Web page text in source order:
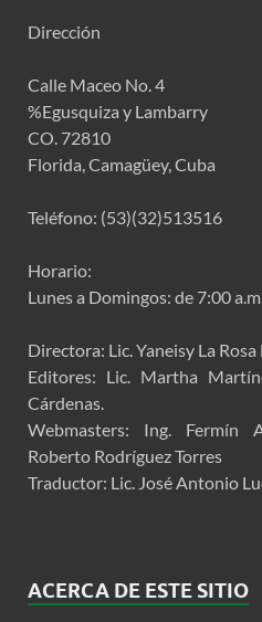
Dirección
Calle Maceo No. 4
%Egusquiza y Lambarry
CO. 72810
Florida, Camagüey, Cuba
Teléfono: (53)(32)513516
Horario:
Lunes a Domingos: de 7:00
Directora: Lic. Yaneisy La
Editores: Lic. Martha
Cárdenas.
Webmasters: Ing. Fermín
Roberto Rodríguez Torres
Traductor: Lic. José Antonio
ACERCA DE ESTE SITIO